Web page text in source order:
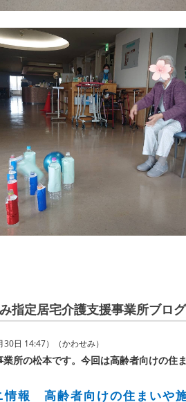
指定居宅介護支援事業所ブロ
30日 14:47）（かわせみ）
所の松本です。 今回は高齢者向けの住
報 高齢者向けの住まいや